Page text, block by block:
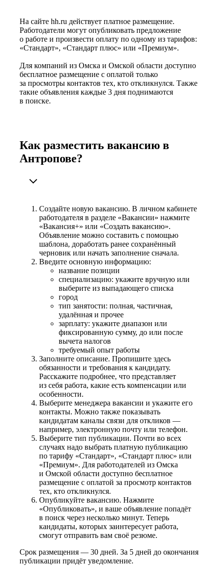
На сайте hh.ru действует платное размещение.
Работодатели могут опубликовать предложение
о работе и произвести оплату по одному из тарифов:
«Стандарт», «Стандарт плюс» или «Премиум».
Для компаний из Омска и Омской области доступно
бесплатное размещение с оплатой только
за просмотры контактов тех, кто откликнулся. Также
такие объявления каждые 3 дня поднимаются
в поиске.
Как разместить вакансию в
Антропове?
Создайте новую вакансию. В личном кабинете
работодателя в разделе «Вакансии» нажмите
«Вакансия+» или «Создать вакансию».
Объявление можно составить с помощью
шаблона, доработать ранее сохранённый
черновик или начать заполнение сначала.
Введите основную информацию:
название позиции
специализацию: укажите вручную или
выберите из выпадающего списка
город
тип занятости: полная, частичная,
удалённая и прочее
зарплату: укажите диапазон или
фиксированную сумму, до или после
вычета налогов
требуемый опыт работы
Заполните описание. Пропишите здесь
обязанности и требования к кандидату.
Расскажите подробнее, что представляет
из себя работа, какие есть компенсации или
особенности.
Выберите менеджера вакансии и укажите его
контакты. Можно также показывать
кандидатам каналы связи для откликов —
например, электронную почту или телефон.
Выберите тип публикации. Почти во всех
случаях надо выбрать платную публикацию
по тарифу «Стандарт», «Стандарт плюс» или
«Премиум». Для работодателей из Омска
и Омской области доступно бесплатное
размещение с оплатой за просмотр контактов
тех, кто откликнулся.
Опубликуйте вакансию. Нажмите
«Опубликовать», и ваше объявление попадёт
в поиск через несколько минут. Теперь
кандидаты, которых заинтересует работа,
смогут отправить вам своё резюме.
Срок размещения — 30 дней. За 5 дней до окончания
публикации придёт уведомление.